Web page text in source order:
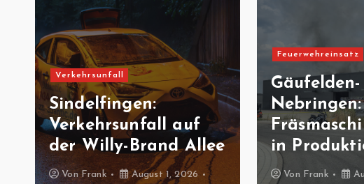
Verkehrsunfall
Sindelfingen:
Verkehrsunfall auf
der Willy-Brand Allee
VonFrank August 1, 2026
Feuerwehreinsatz
Gäufelden-
Nebringen:
in
Von Frank